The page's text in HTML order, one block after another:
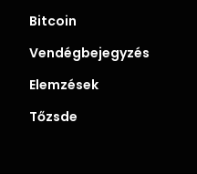
Bitcoin
Vendégbejegyzés
Elemzések
Tőzsde